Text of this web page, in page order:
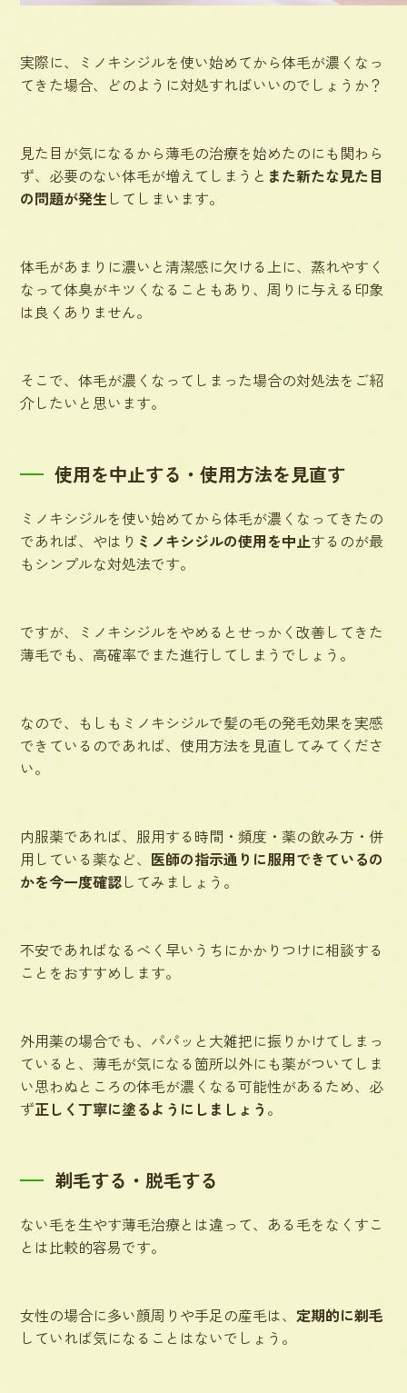
実際に、ミノキシジルを使い始めてから体毛が濃くなっ
てきた場合、どのように対処すればいいのでしょうか？
見た目が気になるから薄毛の治療を始めたのにも関わら
ず、必要のない体毛が増えてしまうと また新たな見た目
の問題が発生 してしまいます。
体毛があまりに濃いと清潔感に欠ける 上に、蒸れやすく
なって体臭がキツくなる こともあり、周りに与える印象
は良くありません。
そこで、体毛が濃くなってしまった場合の対処法をご紹
介したいと思います。
使用を中止する・使用方法を見直す
ミノキシジルを使い始めてから体毛が濃くなってきたの
であれば、やはり ミノキシジルの使用を中止するのが最
もシンプルな対処法です。
ですが、ミノキシジルをやめるとせっかく改善してきた
薄毛でも、高確率でまた進行してしまうでしょう。
なので、もしもミノキシジルで髪の毛の発毛効果を実感
できているのであれば、使用方法を見直してみてくださ
い。
内服薬であれば、服用する時間・頻度・薬の飲み方・併
用している薬など、 医師の指示通りに服用できているの
かを今一度確認してみましょう。
不安であればなるべく早いうちにかかりつけに相談する
ことをおすすめします。
外用薬の場合でも、パパッと大雑把に振りかけてしまっ
ていると、薄毛が気になる箇所以外にも薬がついてしま
い思わぬところの体毛が濃くなる可能性があるため、必
ず正しく丁寧に塗るようにしましょう 。
剃毛する・脱毛する
ない毛を生やす薄毛治療とは違って、ある毛をなくすこ
とは比較的容易です。
女性の場合に多い顔周りや手足の産毛は、 定期的に剃毛
していれば気になることはないでしょう。